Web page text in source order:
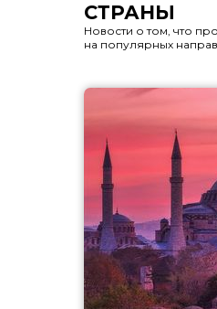
СТРАНЫ
Новости о том, что
на популярных